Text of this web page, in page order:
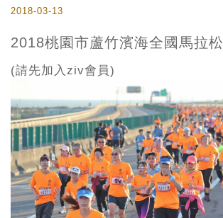
2018-03-13
2018桃園市蘆竹濱海全國馬拉松
(請先加入ziv會員)